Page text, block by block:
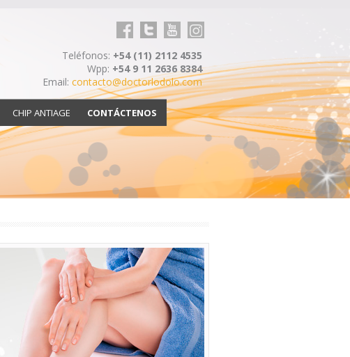
Teléfonos: +54 (11) 2112 4535
Wpp: +54 9 11 2636 8384
Email: contacto@doctorlodolo.com
CHIP ANTIAGE CONTÁCTENOS